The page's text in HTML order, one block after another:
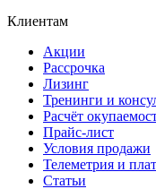
Клиентам
Акции
Рассрочка
Лизинг
Тренинги и
Расчёт
Прайс-лист
Условия продажи
Телеметрия и
Статьи